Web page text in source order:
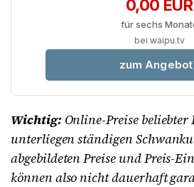
0,00 EUR
für sechs
bei waipu.tv
zum Angebot
Wichtig: Online-Preise beliebter
unterliegen ständigen
abgebildeten Preise und Preis-
können also nicht dauerhaft